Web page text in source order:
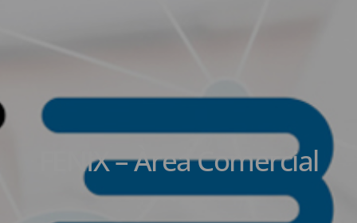
FENIX – Àrea Comercial